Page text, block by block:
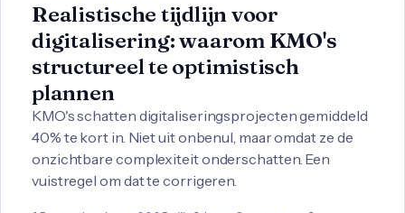
Realistische tijdlijn voor
digitalisering: waarom KMO's
structureel te optimistisch
plannen
KMO's schatten digitaliseringsprojecten gemiddeld
40% te kort in. Niet uit onbenul, maar omdat ze de
onzichtbare complexiteit onderschatten. Een
vuistregel om dat te corrigeren.